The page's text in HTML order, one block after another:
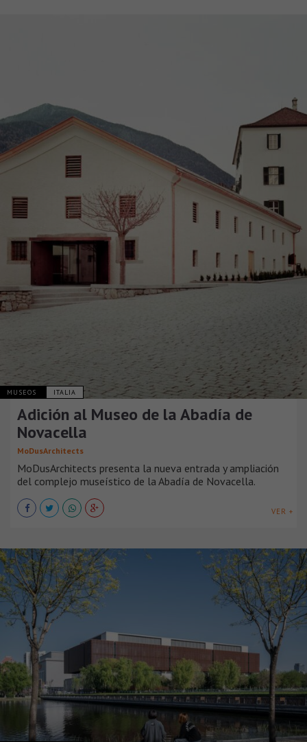
MUSEOS ITALIA
Adición al Museo de la Abadía de
Novacella
MoDusArchitects
MoDusArchitects presenta la nueva entrada y ampliación
del complejo museístico de la Abadía de Novacella.
VER +